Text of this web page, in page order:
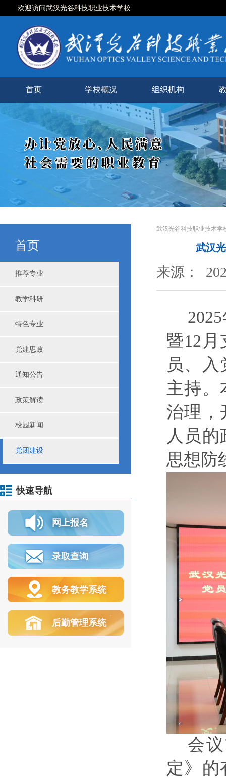
欢迎访问武汉光谷科技职业技术学校
首页 学校概况
现任领导
校徽校训
校园风光
组织机构
首页
推荐专业
教学科研
特色专业
党建思政
通知公告
政策解读
校园新闻
党团建设
快速导航
网上报名
录取查询
教务教学系统
后勤管理系统
武汉光谷科技职业技术学
武汉
来源：
暨12
员、
主持。
治理，
人员 的
思想防
会
定》 的